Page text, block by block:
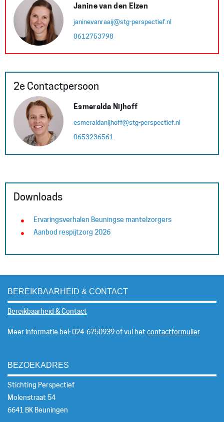
Janine van den Elzen
janinevanraaij@stg-perspectief.nl
0612753798
2e Contactpersoon
Esmeralda Nijhoff
esmeraldanijhoff@stg-perspectief.nl
0653236561
Downloads
Ervaringsverhalen Beuningse mantelzorgers
Aanbod respijtzorg 2026
BEREIKBAARHEID & CONTACT
Bereikbaarheid & Contact
Meer informatie bel: 024-6750939 of vul hetcontactformulier
BEZOEKADRES
Stichting Perspectief
Molenstraat 54
6641 BK Beuningen